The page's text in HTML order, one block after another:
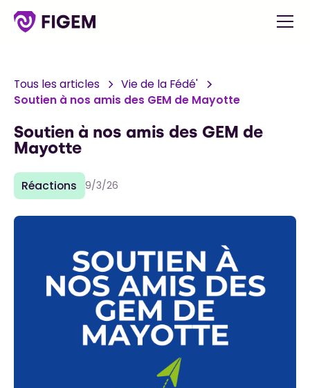
Tous les articles
Vie de la Fédé'
Soutien à nos amis des GEM de Mayotte
Soutien à nos amis des GEM de
Mayotte
Réactions 9/3/26